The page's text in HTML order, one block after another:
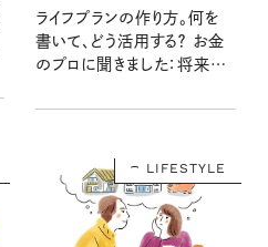
ライフプランの作り方。何を
書いて、どう活用する？ お金
のプロに聞きました：将来の
➁
LIFESTYLE